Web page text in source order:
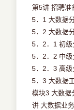
第5讲 招聘准
5．1 大数据
5．2 大数据
5．2．1 初
5．2．2 中
5．2．3 高
5．3 大数据
模块3 大数据
讲 大数据业